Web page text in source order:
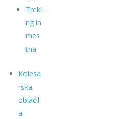
Treki
ng in
mes
tna
Kolesa
rska
oblačil
a